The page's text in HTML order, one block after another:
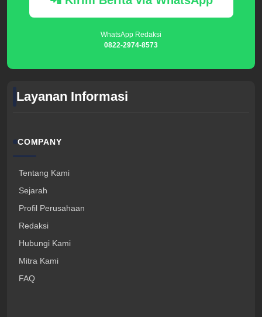
WhatsApp Redaksi
0822-2974-8573
Layanan Informasi
COMPANY
Tentang Kami
Sejarah
Profil Perusahaan
Redaksi
Hubungi Kami
Mitra Kami
FAQ